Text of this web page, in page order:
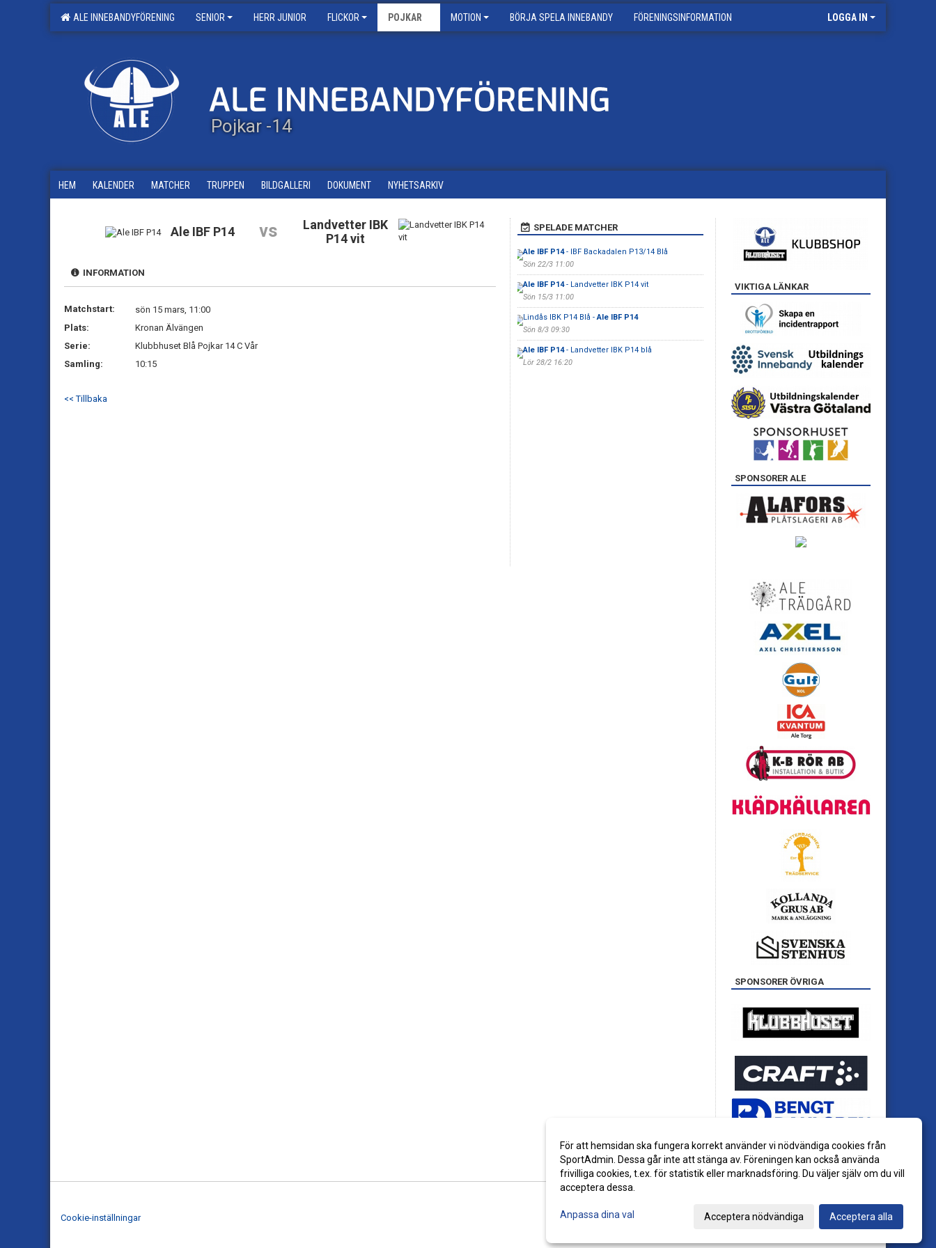
ALE INNEBANDYFÖRENING SENIOR HERR JUNIOR FLICKOR POJKAR MOTION BÖRJA SPELA INNEBANDY FÖRENINGSINFORMATION LOGGA IN
Pojkar -14
HEM KALENDER MATCHER TRUPPEN BILDGALLERI DOKUMENT NYHETSARKIV
Ale IBF P14 vs
Landvetter IBK
P14 vit
INFORMATION
Matchstart:
sön 15 mars, 11:00
Plats:
Kronan Älvängen
Serie:
Klubbhuset Blå Pojkar 14 C Vår
Samling:
10:15
<< Tillbaka
SPELADE MATCHER
Ale IBF P14- IBF Backadalen P13/14 Blå
Sön 22/3 11:00
Ale IBF P14- Landvetter IBK P14 vit
Sön 15/3 11:00
Lindås IBK P14 Blå -Ale IBF P14
Sön 8/3 09:30
Ale IBF P14- Landvetter IBK P14 blå
Lör 28/2 16:20
VIKTIGA LÄNKAR
SPONSORER ALE
SPONSORER ÖVRIGA
Cookie-inställningar
För att hemsidan ska fungera korrekt använder vi nödvändiga cookies från
SportAdmin. Dessa går inte att stänga av. Föreningen kan också använda
frivilliga cookies, t.ex. för statistik eller marknadsföring. Du väljer själv om du vill
acceptera dessa.
Anpassa dina val Acceptera nödvändiga Acceptera alla